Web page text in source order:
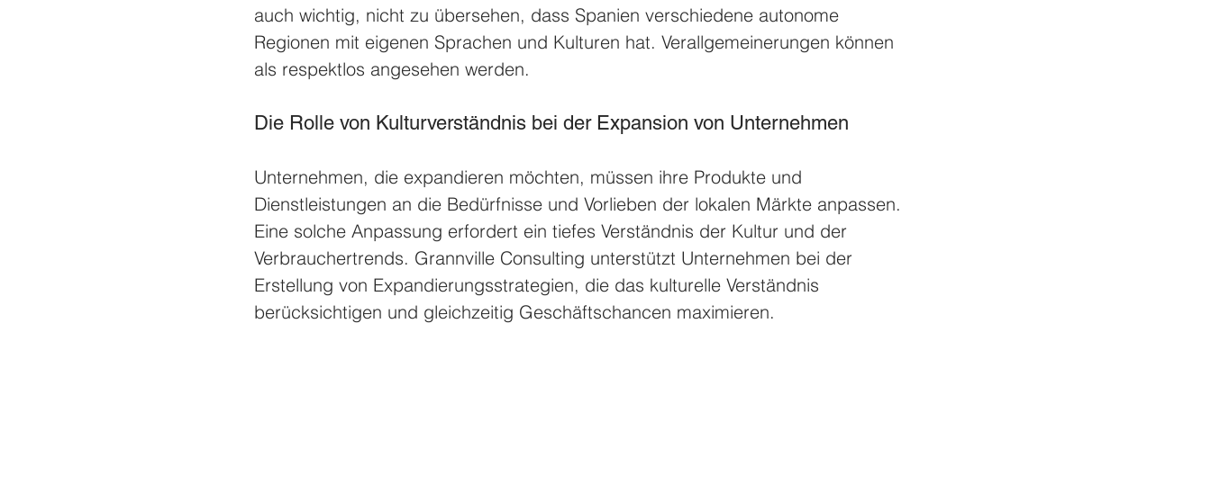
auch wichtig, nicht zu übersehen, dass Spanien verschiedene autonome
Regionen mit eigenen Sprachen und Kulturen hat. Verallgemeinerungen können
als respektlos angesehen werden.
Die Rolle von Kulturverständnis bei der Expansion von Unternehmen
Unternehmen, die expandieren möchten, müssen ihre Produkte und
Dienstleistungen an die Bedürfnisse und Vorlieben der lokalen Märkte anpassen.
Eine solche Anpassung erfordert ein tiefes Verständnis der Kultur und der
Verbrauchertrends. Grannville Consulting unterstützt Unternehmen bei der
Erstellung von Expandierungsstrategien, die das kulturelle Verständnis
berücksichtigen und gleichzeitig Geschäftschancen maximieren.